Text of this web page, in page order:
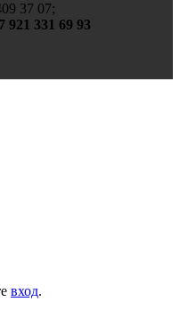
37 07;
921 331 69 93
вход.